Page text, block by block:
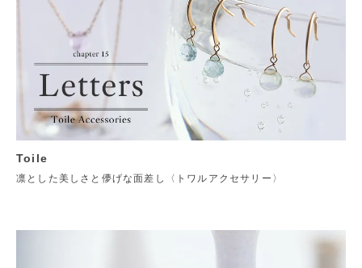
Toile
凛とした美しさと儚げな面差し〈トワルアクセサリー〉